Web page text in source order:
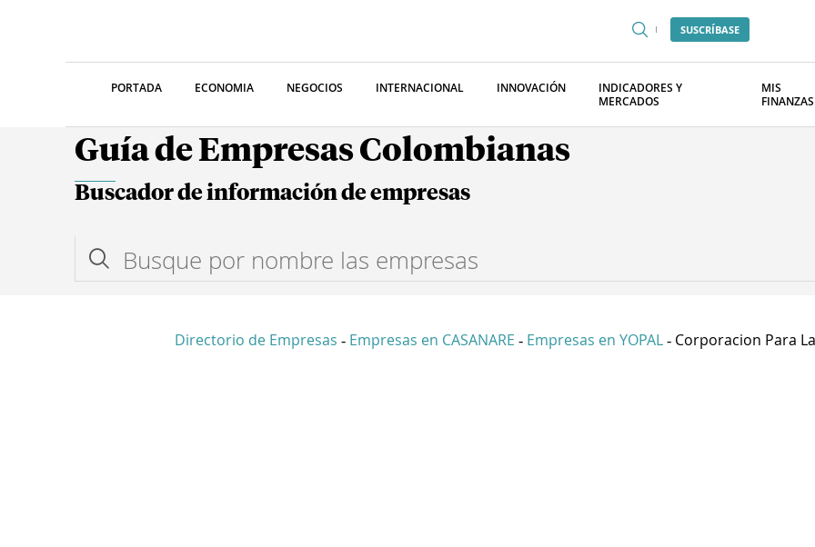
SUSCRÍBASE
PORTADA ECONOMIA NEGOCIOS INTERNACIONAL INNOVACIÓN
INDICADORES Y
MERCADOS
MIS
FINANZAS
Guía de Empresas Colombianas
Buscador de información de empresas
Directorio de Empresas - Empresas en CASANARE - Empresas en YOPAL - Corporacion Para